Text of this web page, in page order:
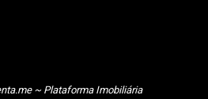
~ Plataforma Imobiliária